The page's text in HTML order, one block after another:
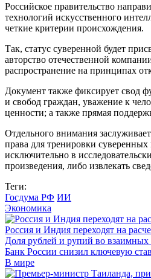
Российское правительство
технологий искусственного
четкие критерии происхождения.
Так, статус суверенной будет
авторство отечественной
распространение на принципах
Документ также фиксирует свод
и свобод граждан, уважение к
ценности; а также прямая
Отдельного внимания
права для тренировки
исключительно в
произведения, либо извлекать
Теги:
Госдума РФ ИИ
Экономика
Россия и Индия переходят на
Доля рублей и рупий во
Банк России снизил ключевую
В мире